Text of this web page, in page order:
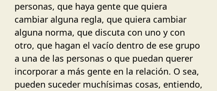
personas, que haya gente que quiera
cambiar alguna regla, que quiera cambiar
alguna norma, que discuta con uno y con
otro, que hagan el vacío dentro de ese grupo
a una de las personas o que puedan querer
incorporar a más gente en la relación. O sea,
pueden suceder muchísimas cosas, entiendo,